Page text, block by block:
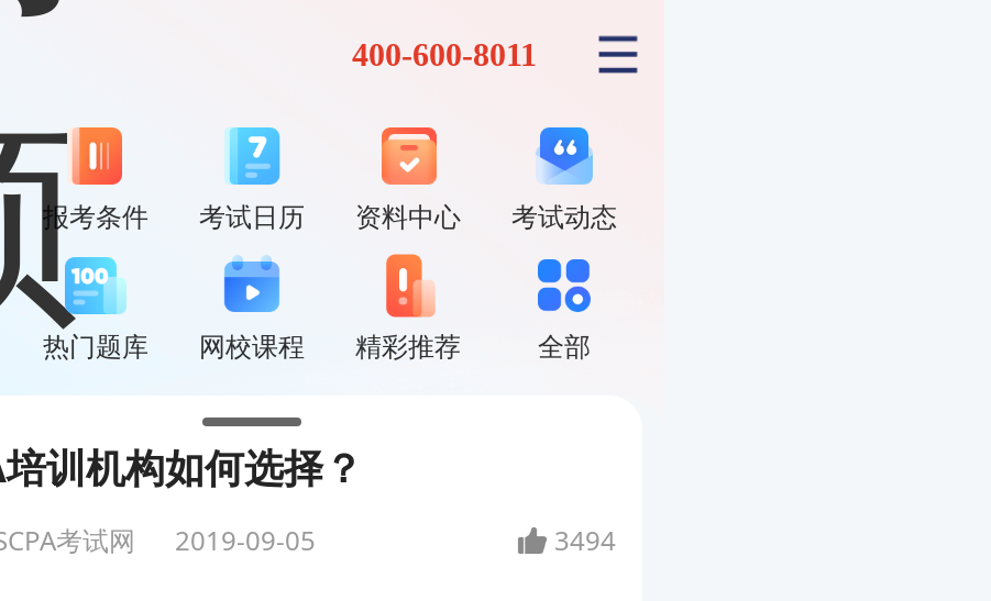
400-600-8011
报考条件 考试日历 资料中心 考试动态
热门题库 网校课程 精彩推荐 全部
训机构如何选择？
考试网 2019-09-05 3494